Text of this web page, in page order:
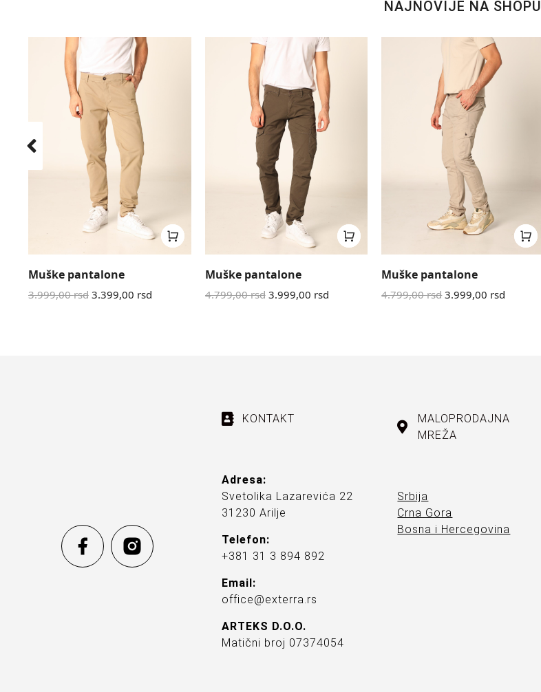
NAJNOVIJE NA SHOPU
Muške pantalone
3.999,00rsd 3.399,00 rsd
Muške pantalone
4.799,00rsd 3.999,00 rsd
Muške pantalone
4.799,00rsd 3.999,00 rsd
KONTAKT
Adresa:
Svetolika Lazarevića 22
31230 Arilje
Telefon:
+381 31 3 894 892
Email:
office@exterra.rs
ARTEKS D.O.O.
Matični broj 07374054
MALOPRODAJNA
MREŽA
Srbija
Crna Gora
Bosna i Hercegovina